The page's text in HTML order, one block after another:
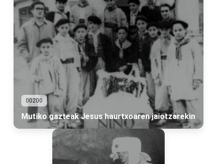
00200
Mutiko gazteak Jesus haurtxoaren jaiotzarekin